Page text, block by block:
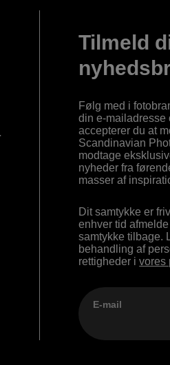
Tilmeld
Følg med i
din e-mailadresse
accepterer du at
Scandinavian
modtage
nyheder fra
masser af
Dit samtykke er
enhver tid
samtykke tilbage.
behandling af
rettigheder ivores
E-mail